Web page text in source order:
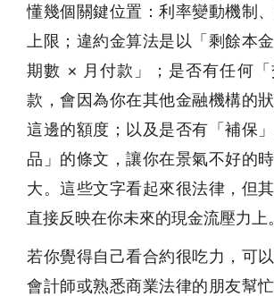
懂幾個關鍵位置：利率變動機制
上限；違約金算法是以「剩餘本
期數 × 月付款」；是否有任何
款，會因為你在其他金融機構的
這邊的額度；以及是否有「補保
品」的條文，讓你在景氣不好的
大。這些文字看起來很法律，但
直接反映在你未來的現金流壓力上。
若你覺得自己看合約很吃力，可
會計師或熟悉商業法律的朋友幫